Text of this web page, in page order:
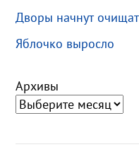
Дворы начнут
Яблочко выросло
Архивы